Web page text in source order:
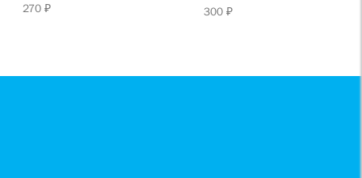
270 ₽ 300 ₽